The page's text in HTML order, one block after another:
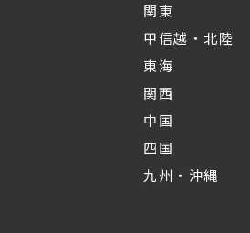
関東
甲信越・北陸
東海
関西
中国
四国
九州・沖縄